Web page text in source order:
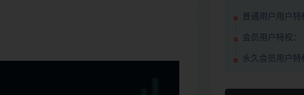
普通用户用户特
会员用户特权：
永久会员用户特